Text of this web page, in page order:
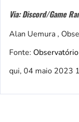
Via: Discord/Game
Alan Uemura ,
Fonte:
qui, 04 maio 2023